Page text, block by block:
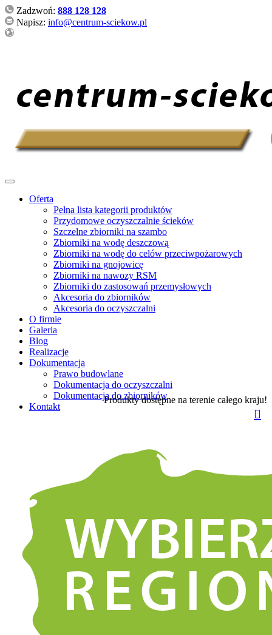
Zadzwoń: 888 128 128
Napisz: info@centrum-sciekow.pl
Oferta
Pełna lista kategorii produktów
Przydomowe oczyszczalnie ścieków
Szczelne zbiorniki na szambo
Zbiorniki na wodę deszczową
Zbiorniki na wodę do celów przeciwpożarowych
Zbiorniki na gnojowicę
Zbiorniki na nawozy RSM
Zbiorniki do zastosowań przemysłowych
Akcesoria do zbiorników
Akcesoria do oczyszczalni
O firmie
Galeria
Blog
Realizacje
Dokumentacja
Prawo budowlane
Dokumentacja do oczyszczalni
Dokumentacja do zbiorników
Kontakt
Produkty dostępne na terenie całego kraju!